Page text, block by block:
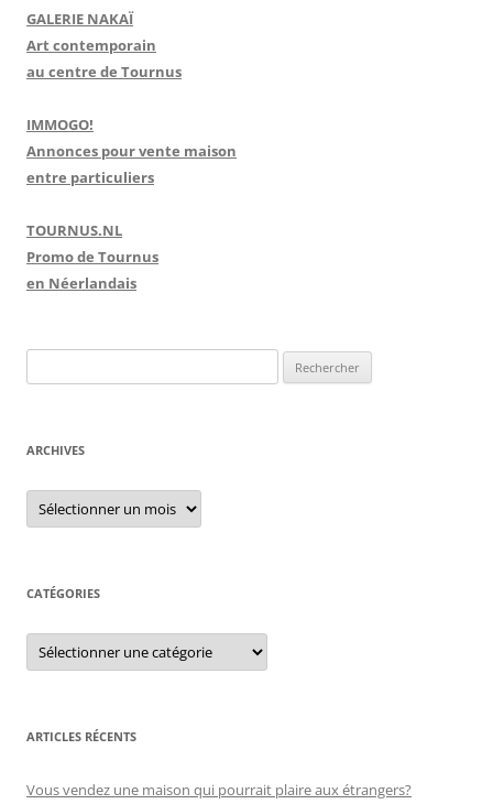
GALERIE NAKAÏ
Art contemporain
au centre de Tournus
IMMOGO!
Annonces pour vente maison
entre particuliers
TOURNUS.NL
Promo de Tournus
en Néerlandais
e
h
r
c
r
ARCHIVES
A
c
e
s
CATÉGORIES
C
t
r
i
ARTICLES RÉCENTS
Vous vendez une maison qui pourrait plaire aux étrangers?